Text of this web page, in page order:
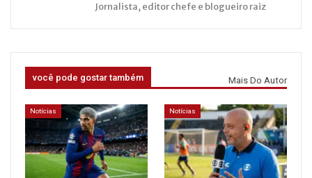
Jornalista, editor chefe e blogueiro raiz
você pode gostar também Mais Do Autor
Notícias Notícias